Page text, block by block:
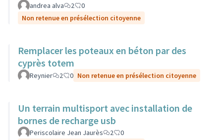
andrea alva 2
0
Non retenue en présélection citoyenne
Remplacer les poteaux en béton par des
cyprès totem
Reynier 2 0 Non retenue en présélection citoyenne
Un terrain multisport avec installation de
bornes de recharge usb
Periscolaire Jean Jaurès 2
0